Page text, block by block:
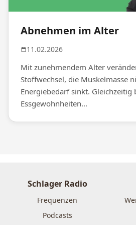
Abnehmen im Alter
11.02.2026
Mit zunehmendem Alter
Stoffwechsel, die Muskelmasse
Energiebedarf sinkt.
Essgewohnheiten...
Schlager Radio
Frequenzen
Podcasts